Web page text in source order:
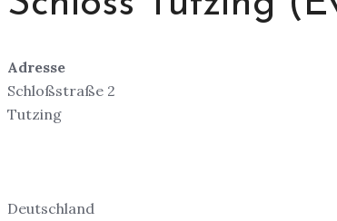
Adresse
Schloßstraße 2
Tutzing
Deutschland